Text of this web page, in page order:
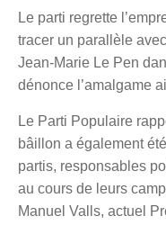
Le parti regrette
tracer un parallèle
Jean-Marie Le Pen
dénonce l’amalgame
Le Parti Populaire
bâillon a également
partis, responsables
au cours de leurs
Manuel Valls, actuel